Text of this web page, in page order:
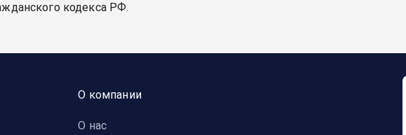
кодекса РФ.
О компании
О нас